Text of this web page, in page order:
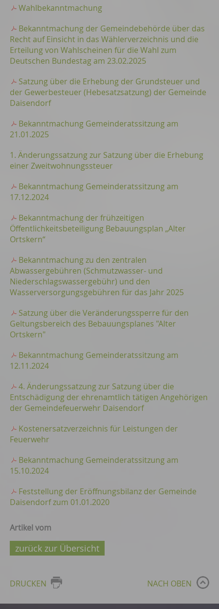
Wahlbekanntmachung
Bekanntmachung der Gemeindebehörde über das
Recht auf Einsicht in das Wählerverzeichnis und die
Erteilung von Wahlscheinen für die Wahl zum
Deutschen Bundestag am 23.02.2025
Satzung über die Erhebung der Grundsteuer und
der Gewerbesteuer (Hebesatzsatzung) der Gemeinde
Daisendorf
Bekanntmachung Gemeinderatssitzung am
21.01.2025
1. Änderungssatzung zur Satzung über die Erhebung
einer Zweitwohnungssteuer
Bekanntmachung Gemeinderatssitzung am
17.12.2024
Bekanntmachung der frühzeitigen
Öffentlichkeitsbeteiligung Bebauungsplan „Alter
Ortskern“
Bekanntmachung zu den zentralen
Abwassergebühren (Schmutzwasser- und
Niederschlagswassergebühr) und den
Wasserversorgungsgebühren für das Jahr 2025
Satzung über die Veränderungssperre für den
Geltungsbereich des Bebauungsplanes "Alter
Ortskern"
Bekanntmachung Gemeinderatssitzung am
12.11.2024
4. Änderungssatzung zur Satzung über die
Entschädigung der ehrenamtlich tätigen Angehörigen
der Gemeindefeuerwehr Daisendorf
Kostenersatzverzeichnis für Leistungen der
Feuerwehr
Bekanntmachung Gemeinderatssitzung am
15.10.2024
Feststellung der Eröffnungsbilanz der Gemeinde
Daisendorf zum 01.01.2020
Artikel vom
zurück zur Übersicht
DRUCKEN NACH OBEN